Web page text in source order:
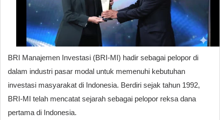
BRI Manajemen Investasi (BRI-MI) hadir sebagai pelopor di
dalam industri pasar modal untuk memenuhi kebutuhan
investasi masyarakat di Indonesia. Berdiri sejak tahun 1992,
BRI-MI telah mencatat sejarah sebagai pelopor reksa dana
pertama di Indonesia.